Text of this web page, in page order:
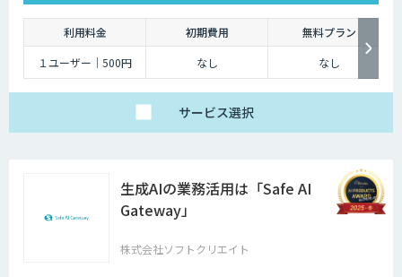
利用料金 初期費用
無料プラン
１ユーザー｜500円
なし なし
サービス選択
生成AIの業務活用は「Safe AI
Gateway」
株式会社ソフトクリエイト